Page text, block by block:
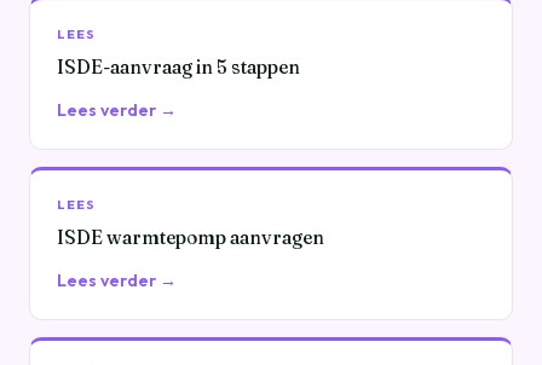
LEES
ISDE-aanvraag in 5 stappen
Lees verder →
LEES
ISDE warmtepomp aanvragen
Lees verder →